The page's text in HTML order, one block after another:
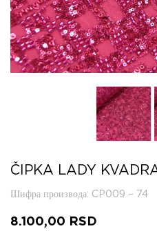
ČIPKA LADY
Шифра производа: CP009 – 74
8.100,00 RSD